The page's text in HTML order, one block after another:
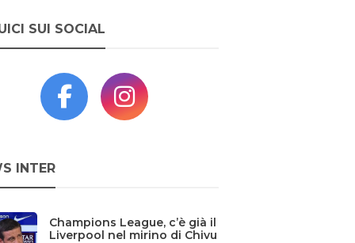
SUI SOCIAL
INTER
Champions League, c’è già il
Liverpool nel mirino di Chivu